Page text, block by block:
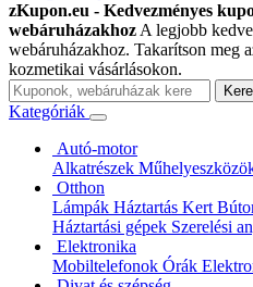
zKupon.eu - Kedvezményes
webáruházakhoz A legjobb
webáruházakhoz. Takarítson meg
kozmetikai vásárlásokon.
Kategóriák
Autó-motor
Alkatrészek
Otthon
Lámpák Háztartás Kert
Háztartási gépek Szerelési
Elektronika
Mobiltelefonok Órák